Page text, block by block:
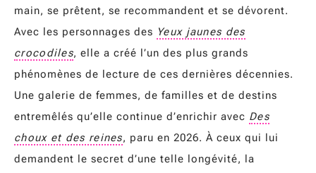
main, se prêtent, se recommandent et se dévorent.
Avec les personnages des Yeux jaunes des
crocodiles, elle a créé l’un des plus grands
phénomènes de lecture de ces dernières décennies.
Une galerie de femmes, de familles et de destins
entremêlés qu’elle continue d’enrichir avec Des
choux et des reines, paru en 2026. À ceux qui lui
demandent le secret d’une telle longévité, la